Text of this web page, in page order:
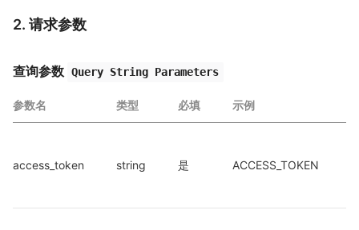
2. 请求参数
查询参数 Query String Parameters
参数名 类型 必填 示例
access_token string 是 ACCESS_TOKEN